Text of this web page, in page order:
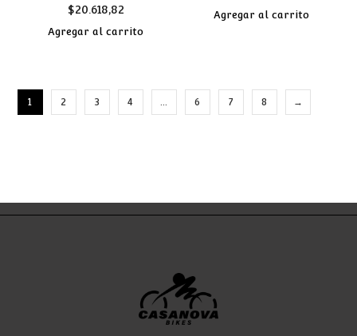
$20.618,82
Agregar al carrito
Agregar al carrito
1 2 3 4 6 7 8 →